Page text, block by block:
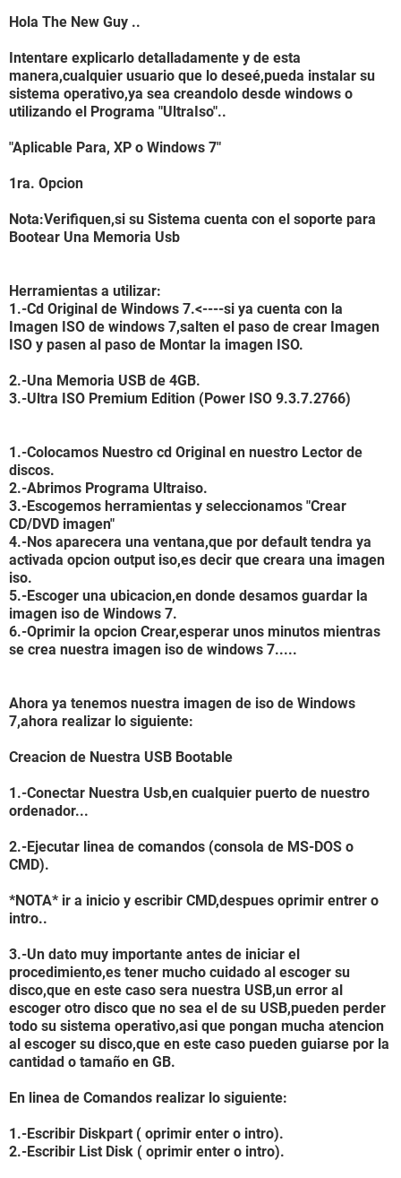
Hola The New Guy ..
Intentare explicarlo detalladamente y de esta
manera,cualquier usuario que lo deseé,pueda instalar su
sistema operativo,ya sea creandolo desde windows o
utilizando el Programa "UltraIso"..
"Aplicable Para, XP o Windows 7"
1ra. Opcion
Nota:Verifiquen,si su Sistema cuenta con el soporte para
Bootear Una Memoria Usb
Herramientas a utilizar:
1.-Cd Original de Windows 7.<----si ya cuenta con la
Imagen ISO de windows 7,salten el paso de crear Imagen
ISO y pasen al paso de Montar la imagen ISO.
2.-Una Memoria USB de 4GB.
3.-Ultra ISO Premium Edition (Power ISO 9.3.7.2766)
1.-Colocamos Nuestro cd Original en nuestro Lector de
discos.
2.-Abrimos Programa Ultraiso.
3.-Escogemos herramientas y seleccionamos "Crear
CD/DVD imagen"
4.-Nos aparecera una ventana,que por default tendra ya
activada opcion output iso,es decir que creara una imagen
iso.
5.-Escoger una ubicacion,en donde desamos guardar la
imagen iso de Windows 7.
6.-Oprimir la opcion Crear,esperar unos minutos mientras
se crea nuestra imagen iso de windows 7.....
Ahora ya tenemos nuestra imagen de iso de Windows
7,ahora realizar lo siguiente:
Creacion de Nuestra USB Bootable
1.-Conectar Nuestra Usb,en cualquier puerto de nuestro
ordenador...
2.-Ejecutar linea de comandos (consola de MS-DOS o
CMD).
*NOTA* ir a inicio y escribir CMD,despues oprimir entrer o
intro..
3.-Un dato muy importante antes de iniciar el
procedimiento,es tener mucho cuidado al escoger su
disco,que en este caso sera nuestra USB,un error al
escoger otro disco que no sea el de su USB,pueden perder
todo su sistema operativo,asi que pongan mucha atencion
al escoger su disco,que en este caso pueden guiarse por la
cantidad o tamaño en GB.
En linea de Comandos realizar lo siguiente:
1.-Escribir Diskpart ( oprimir enter o intro).
2.-Escribir List Disk ( oprimir enter o intro).